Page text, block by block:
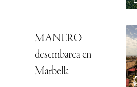
MANERO
desembarca en
Marbella